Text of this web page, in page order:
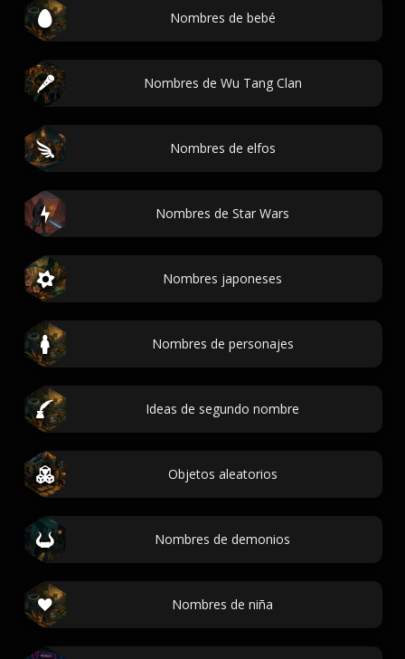
Nombres de bebé
Nombres de Wu Tang Clan
Nombres de elfos
Nombres de Star Wars
Nombres japoneses
Nombres de personajes
Ideas de segundo nombre
Objetos aleatorios
Nombres de demonios
Nombres de niña